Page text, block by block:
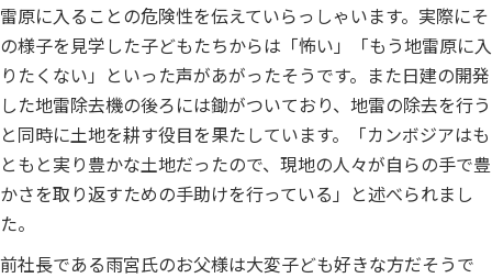
雷原に入ることの危険性を伝えていらっしゃいます。実際にそ
の様子を見学した子どもたちからは「怖い」「もう地雷原に入
りたくない」といった声があがったそうです。また日建の開発
した地雷除去機の後ろには鋤がついており、地雷の除去を行う
と同時に土地を耕す役目を果たしています。「カンボジアはも
ともと実り豊かな土地だったので、現地の人々が自らの手で豊
かさを取り返すための手助けを行っている」と述べられまし
た。
前社長である雨宮氏のお父様は大変子ども好きな方だそうで